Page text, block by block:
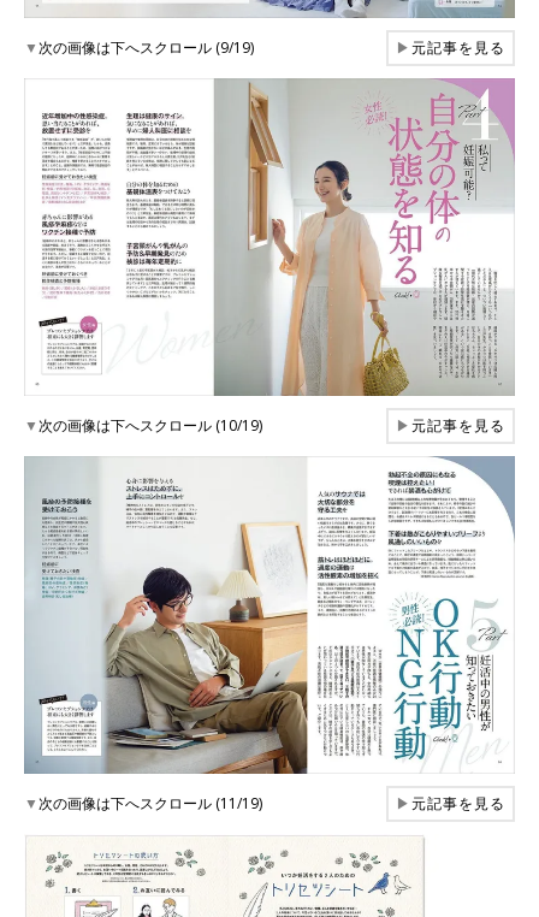
▼次の画像は下へスクロール (9/19) ▶元記事を見る
▼次の画像は下へスクロール (10/19) ▶元記事を見る
▼次の画像は下へスクロール (11/19) ▶元記事を見る